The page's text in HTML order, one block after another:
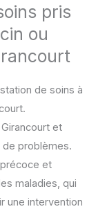
pris
ou
de soins à
et
problèmes.
et
maladies, qui
une intervention